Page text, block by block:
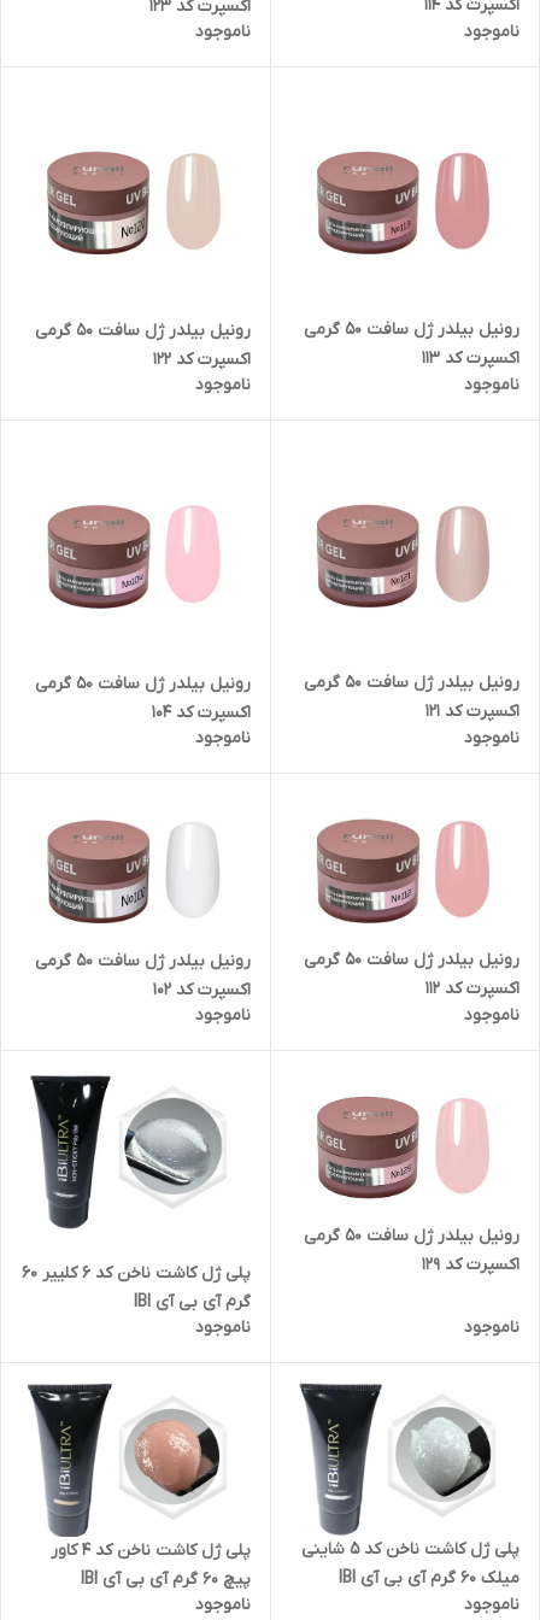
اکسپرت کد 114
ناموجود
اکسپرت کد 123
ناموجود
رونیل بیلدر ژل سافت 50 گرمی
اکسپرت کد 113
ناموجود
رونیل بیلدر ژل سافت 50 گرمی
اکسپرت کد 122
ناموجود
رونیل بیلدر ژل سافت 50 گرمی
اکسپرت کد 121
ناموجود
رونیل بیلدر ژل سافت 50 گرمی
اکسپرت کد 104
ناموجود
رونیل بیلدر ژل سافت 50 گرمی
اکسپرت کد 112
ناموجود
رونیل بیلدر ژل سافت 50 گرمی
اکسپرت کد 102
ناموجود
رونیل بیلدر ژل سافت 50 گرمی
اکسپرت کد 129
ناموجود
پلی ژل کاشت ناخن کد 6 کلییر 60
گرم آی بی آی IBI
ناموجود
پلی ژل کاشت ناخن کد 5 شاینی
میلک 60 گرم آی بی آی IBI
ناموجود
پلی ژل کاشت ناخن کد 4 کاور
پیچ 60 گرم آی بی آی IBI
ناموجود